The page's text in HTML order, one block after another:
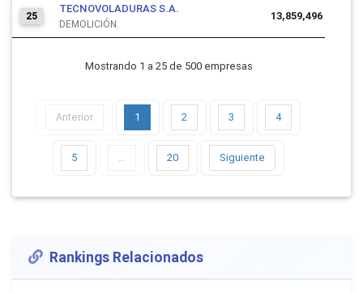
25
TECNOVOLADURAS S.A.
DEMOLICIÓN.
13,859,496
Mostrando 1 a 25 de 500 empresas
Anterior 1 2 3 4
5 … 20 Siguiente
Rankings Relacionados